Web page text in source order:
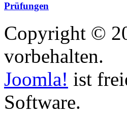
Prüfungen
Copyright ©
vorbehalten.
Joomla! ist
Software.